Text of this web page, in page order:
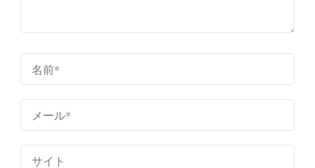
カク